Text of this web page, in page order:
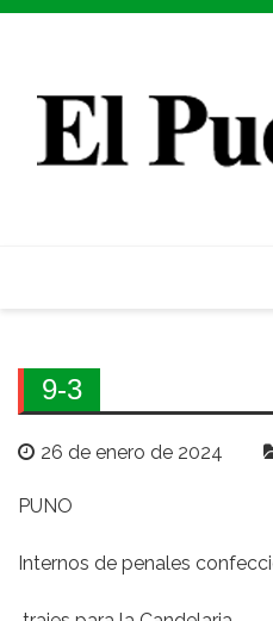
Skip
9-3
26 de enero de 2024
PUNO
Internos de penales